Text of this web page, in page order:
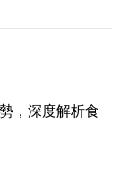
，深度解析食